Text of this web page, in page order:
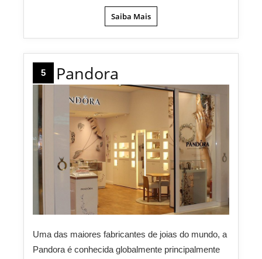
Saiba Mais
5 Pandora
Uma das maiores fabricantes de joias do mundo, a
Pandora é conhecida globalmente principalmente